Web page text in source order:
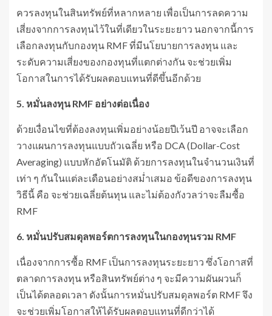
ควรลงทุนในสินทรัพย์ที่หลากหลาย เพื่อเป็นการลดความ
เสี่ยงจากการลงทุนไว้ในที่เดียวในระยะยาว นอกจากนี้การ
เลือกลงทุนกับกองทุน RMF ที่มีนโยบายการลงทุน และ
ระดับความเสี่ยงของกองทุนที่แตกต่างกัน จะช่วยเพิ่ม
โอกาสในการได้รับผลตอบแทนที่ดีขึ้นอีกด้วย
5. หมั่นลงทุน RMF อย่างต่อเนื่อง
ด้วยเงื่อนไขที่ต้องลงทุนเพิ่มอย่างน้อยปีเว้นปี อาจจะเลือก
วางแผนการลงทุนแบบถัวเฉลี่ย หรือ DCA (Dollar-Cost
Averaging) แบบหักอัตโนมัติ ด้วยการลงทุนในจำนวนเงินที่
เท่า ๆ กันในแต่ละเดือนอย่างสม่ำเสมอ ข้อดีของการลงทุน
วิธีนี้ คือ จะช่วยเฉลี่ยต้นทุน และไม่ต้องกังวลว่าจะลืมซื้อ
RMF
6. หมั่นปรับสมดุลพอร์ตการลงทุนในกองทุนรวม RMF
เนื่องจากการซื้อ RMF เป็นการลงทุนระยะยาว ซึ่งโอกาสที่
ตลาดการลงทุน หรือสินทรัพย์ต่าง ๆ จะมีความผันผวนก็
เป็นได้ตลอดเวลา ดังนั้นการหมั่นปรับสมดุลพอร์ต RMF จึง
จะช่วยเพิ่มโอกาสให้ได้รับผลตอบแทนที่ดีกว่าได้